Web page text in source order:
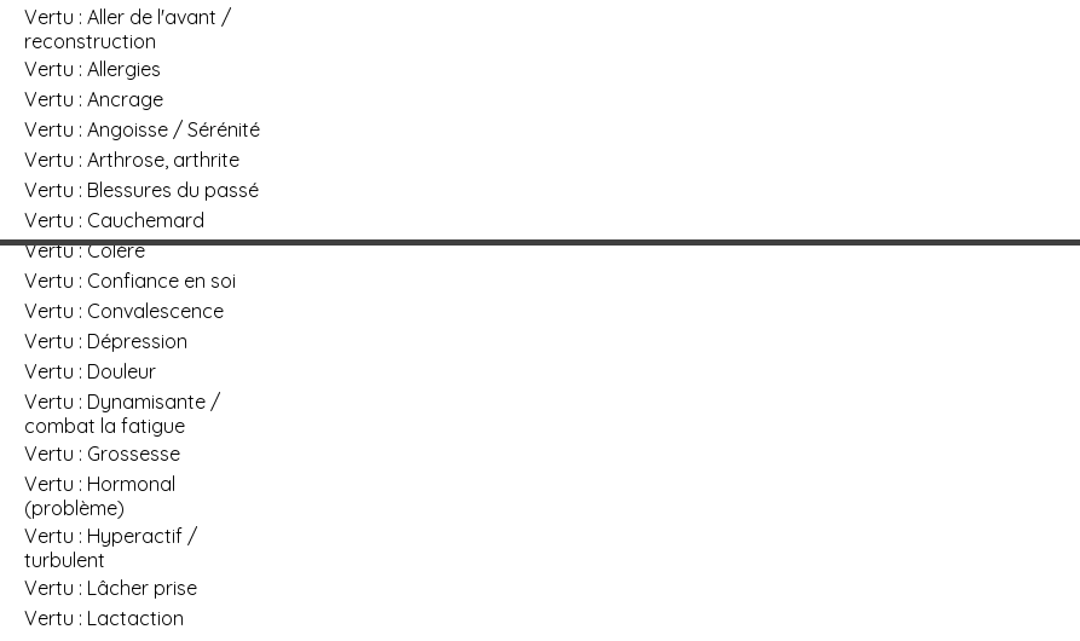
Vertu : Aller de l'avant /
reconstruction
Vertu : Allergies
Vertu : Ancrage
Vertu : Angoisse / Sérénité
Vertu : Arthrose, arthrite
Vertu : Blessures du passé
Vertu : Cauchemard
Vertu : Colère
Vertu : Confiance en soi
Vertu : Convalescence
Vertu : Dépression
Vertu : Douleur
Vertu : Dynamisante /
combat la fatigue
Vertu : Grossesse
Vertu : Hormonal
(problème)
Vertu : Hyperactif /
turbulent
Vertu : Lâcher prise
Vertu : Lactaction